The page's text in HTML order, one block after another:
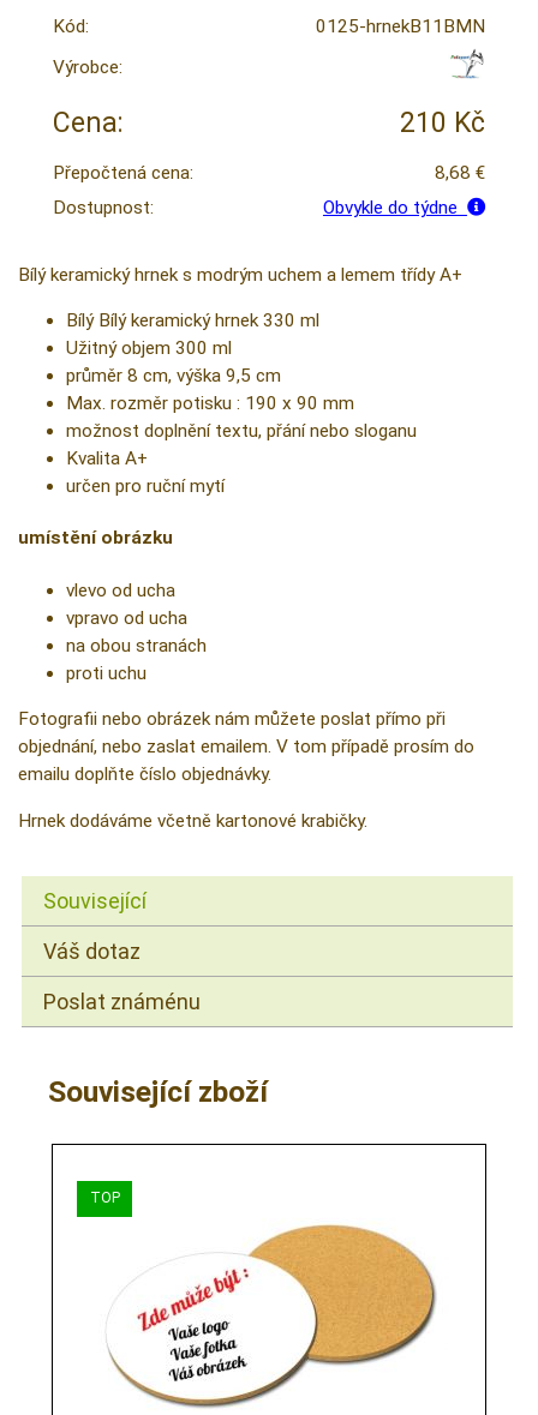
Kód:
0125-hrnekB11BMN
Výrobce:
Cena: 210 Kč
Přepočtená cena:
8,68 €
Dostupnost:
Obvykle do týdne
Bílý keramický hrnek s modrým uchem a lemem třídy A+
Bílý Bílý keramický hrnek 330 ml
Užitný objem 300 ml
průměr 8 cm, výška 9,5 cm
Max. rozměr potisku : 190 x 90 mm
možnost doplnění textu, přání nebo sloganu
Kvalita A+
určen pro ruční mytí
umístění obrázku
vlevo od ucha
vpravo od ucha
na obou stranách
proti uchu
Fotografii nebo obrázek nám můžete poslat přímo při
objednání, nebo zaslat emailem. V tom případě prosím do
emailu doplňte číslo objednávky.
Hrnek dodáváme včetně kartonové krabičky.
Související
Váš dotaz
Poslat známénu
Související zboží